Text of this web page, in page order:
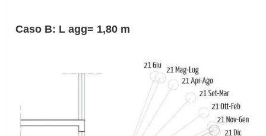
Caso B: L agg= 1,80 m